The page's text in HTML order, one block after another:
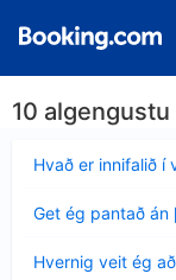
10
Hvað er innifalið í
sýnt
Get ég pantað án
sýnt
Hvernig veit ég
sýnt